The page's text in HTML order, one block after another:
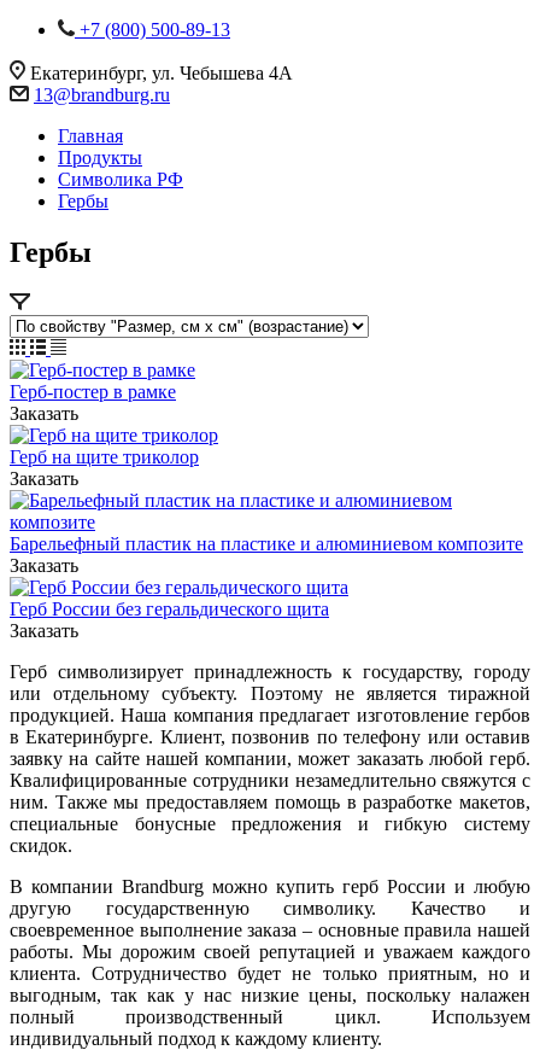
+7 (800) 500-89-13
Екатеринбург, ул. Чебышева 4А
13@brandburg.ru
Главная
Продукты
Символика РФ
Гербы
Гербы
Герб-постер в рамке
Заказать
Герб на щите триколор
Заказать
Барельефный пластик на пластике и алюминиевом композите
Заказать
Герб России без геральдического щита
Заказать
Герб символизирует принадлежность к государству, городу
или отдельному субъекту. Поэтому не является тиражной
продукцией. Наша компания предлагает изготовление гербов
в Екатеринбурге. Клиент, позвонив по телефону или оставив
заявку на сайте нашей компании, может заказать любой герб.
Квалифицированные сотрудники незамедлительно свяжутся с
ним. Также мы предоставляем помощь в разработке макетов,
специальные бонусные предложения и гибкую систему
скидок.
В компании Brandburg можно купить герб России и любую
другую государственную символику. Качество и
своевременное выполнение заказа – основные правила нашей
работы. Мы дорожим своей репутацией и уважаем каждого
клиента. Сотрудничество будет не только приятным, но и
выгодным, так как у нас низкие цены, поскольку налажен
полный производственный цикл. Используем
индивидуальный подход к каждому клиенту.